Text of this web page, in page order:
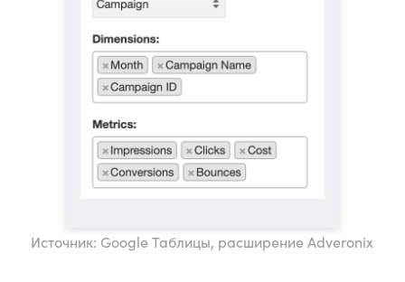
Источник: Google Таблицы, расширение Adveronix